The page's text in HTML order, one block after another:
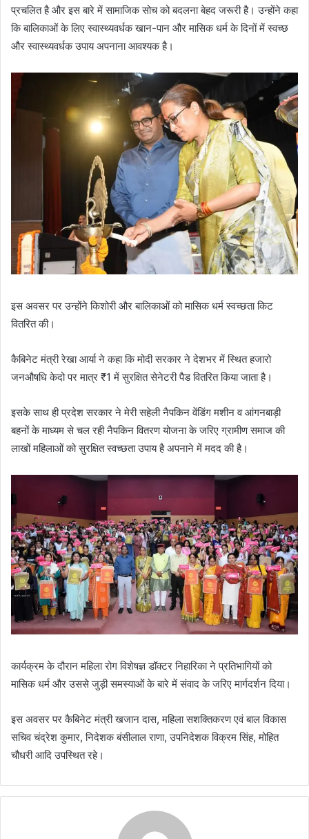
प्रचलित है और इस बारे में सामाजिक सोच को बदलना बेहद जरूरी है। उन्होंने कहा
कि बालिकाओं के लिए स्वास्थ्यवर्धक खान-पान और मासिक धर्म के दिनों में स्वच्छ
और स्वास्थ्यवर्धक उपाय अपनाना आवश्यक है।
इस अवसर पर उन्होंने किशोरी और बालिकाओं को मासिक धर्म स्वच्छता किट
वितरित की।
कैबिनेट मंत्री रेखा आर्या ने कहा कि मोदी सरकार ने देशभर में स्थित हजारो
जनऔषधि केदो पर मात्र ₹1 में सुरक्षित सेनेटरी पैड वितरित किया जाता है।
इसके साथ ही प्रदेश सरकार ने मेरी सहेली नैपकिन वेंडिंग मशीन व आंगनबाड़ी
बहनों के माध्यम से चल रही नैपकिन वितरण योजना के जरिए ग्रामीण समाज की
लाखों महिलाओं को सुरक्षित स्वच्छता उपाय है अपनाने में मदद की है।
कार्यक्रम के दौरान महिला रोग विशेषज्ञ डॉक्टर निहारिका ने प्रतिभागियों को
मासिक धर्म और उससे जुड़ी समस्याओं के बारे में संवाद के जरिए मार्गदर्शन दिया।
इस अवसर पर कैबिनेट मंत्री खजान दास, महिला सशक्तिकरण एवं बाल विकास
सचिव चंद्रेश कुमार, निदेशक बंसीलाल राणा, उपनिदेशक विक्रम सिंह, मोहित
चौधरी आदि उपस्थित रहे।